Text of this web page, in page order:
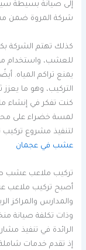
إلى صيانة بسيطة
شركة المروة ضمن
كذلك تهتم الشركة
للعشب، واستخدام
يمنع تراكم المياه.
التركيب، وهو ما
كنت تفكر في إنشاء
لمسة خضراء على
لتنفيذ مشروع تركيب
عشب في عجمان
تركيب ملاعب عشب
أصبح تركيب ملاعب
والمدارس والمراكز
وذات تكلفة صيانة
الرائدة في تنفيذ
إذ تقدم خدمات